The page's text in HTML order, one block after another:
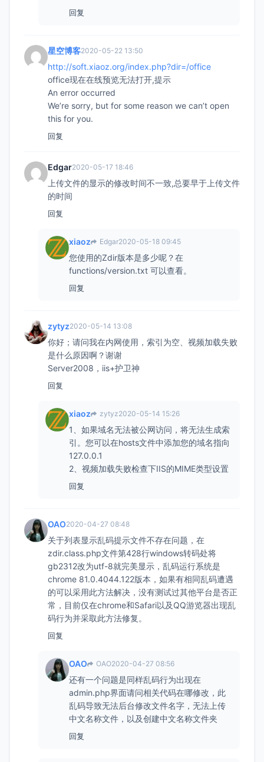
回复
星空博客2020-05-22 13:50
http://soft.xiaoz.org/index.php?dir=/office
office现在在线预览无法打开,提示
An error occurred
We’re sorry, but for some reason we can’t open
this for you.
回复
Edgar2020-05-17 18:46
上传文件的显示的修改时间不一致,总要早于上传文件
的时间
回复
xiaoz Edgar2020-05-18 09:45
您使用的Zdir版本是多少呢？在
functions/version.txt 可以查看。
回复
zytyz2020-05-14 13:08
你好；请问我在内网使用，索引为空、视频加载失败
是什么原因啊？谢谢
Server2008，iis+护卫神
回复
xiaoz zytyz2020-05-14 15:26
1、如果域名无法被公网访问，将无法生成索
引。您可以在hosts文件中添加您的域名指向
127.0.0.1
2、视频加载失败检查下IIS的MIME类型设置
回复
OAO2020-04-27 08:48
关于列表显示乱码提示文件不存在问题，在
zdir.class.php文件第428行windows转码处将
gb2312改为utf-8就完美显示，乱码运行系统是
chrome 81.0.4044.122版本，如果有相同乱码遭遇
的可以采用此方法解决，没有测试过其他平台是否正
常，目前仅在chrome和Safari以及QQ游览器出现乱
码行为并采取此方法修复。
回复
OAO OAO2020-04-27 08:56
还有一个问题是同样乱码行为出现在
admin.php界面请问相关代码在哪修改，此
乱码导致无法后台修改文件名字，无法上传
中文名称文件，以及创建中文名称文件夹
回复